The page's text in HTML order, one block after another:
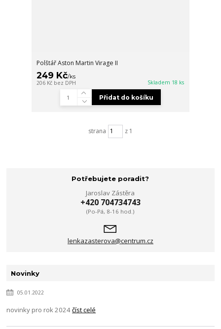
Polštář Aston Martin Virage II
249 Kč/ks
206 Kč bez DPH Skladem 18 ks
Přidat do košíku
strana z 1
Potřebujete poradit?
Jaroslav Zástěra
+420 704734743
(Po-Pá, 8-16 hod.)
lenkazasterova@centrum.cz
Novinky
05.01.2022
novinky pro rok 2024číst celé